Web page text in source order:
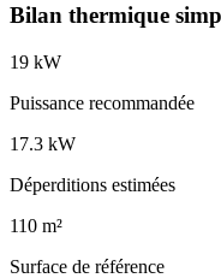
Bilan thermique
19 kW
Puissance recommandée
17.3 kW
Déperditions estimées
110 m²
Surface de référence